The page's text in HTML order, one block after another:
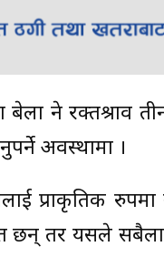
बेला हुने रक्तश्राव
अवस्थामा ।
प्राकृतिक
छन् तर यसले